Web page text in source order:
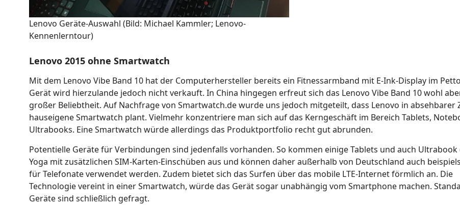
Lenovo Geräte-Auswahl (Bild: Michael Kammler; Lenovo-
Kennenlerntour)
Lenovo 2015 ohne Smartwatch
Mit dem Lenovo Vibe Band 10 hat der Computerhersteller bereits ein Fitnessarmband mit E-Ink-Display im
Gerät wird hierzulande jedoch nicht verkauft. In China hingegen erfreut sich das Lenovo Vibe Band 10 wohl
großer Beliebtheit. Auf Nachfrage von Smartwatch.de wurde uns jedoch mitgeteilt, dass Lenovo in absehbarer
hauseigene Smartwatch plant. Vielmehr konzentriere man sich auf das Kerngeschäft im Bereich Tablets,
Ultrabooks. Eine Smartwatch würde allerdings das Produktportfolio recht gut abrunden.
Potentielle Geräte für Verbindungen sind jedenfalls vorhanden. So kommen einige Tablets und auch Ultrabook
Yoga mit zusätzlichen SIM-Karten-Einschüben aus und können daher außerhalb von Deutschland auch
für Telefonate verwendet werden. Zudem bietet sich das Surfen über das mobile LTE-Internet förmlich an. Die
Technologie vereint in einer Smartwatch, würde das Gerät sogar unabhängig vom Smartphone machen.
Geräte sind schließlich gefragt.